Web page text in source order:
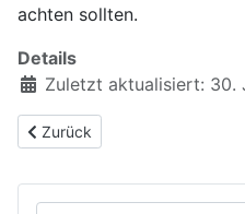
achten sollten.
Details
Zuletzt aktualisiert: 30.
Vorheriger Beitrag: 15 Jahre
Zurück